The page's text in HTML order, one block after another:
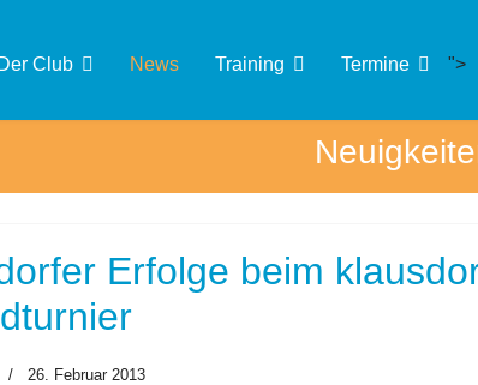
Der Club News Training Termine ">
Erfolge beim
26. Februar 2013